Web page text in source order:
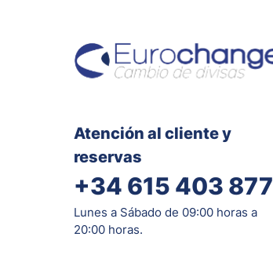
Atención al cliente y
reservas
+34 615 403 877
Lunes a Sábado de 09:00 horas a
20:00 horas.